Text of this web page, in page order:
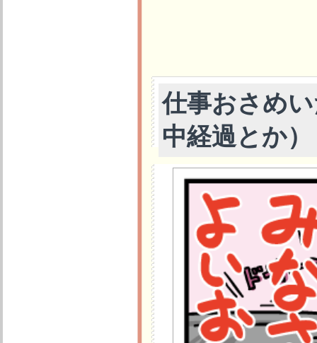
仕事おさめ
中経過とか）